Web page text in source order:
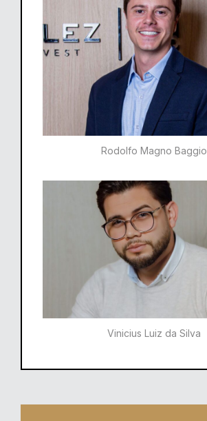
Rodolfo Magno Baggio​​
Vinicius Luiz da Silva